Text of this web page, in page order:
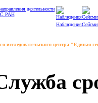
Наблюдения
исследовательского центра "Единая